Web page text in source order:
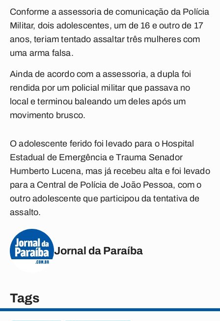
Conforme a assessoria de comunicação da Polícia
Militar, dois adolescentes, um de 16 e outro de 17
anos, teriam tentado assaltar três mulheres com
uma arma falsa.
Ainda de acordo com a assessoria, a dupla foi
rendida por um policial militar que passava no
local e terminou baleando um deles após um
movimento brusco.
O adolescente ferido foi levado para o Hospital
Estadual de Emergência e Trauma Senador
Humberto Lucena, mas já recebeu alta e foi levado
para a Central de Polícia de João Pessoa, com o
outro adolescente que participou da tentativa de
assalto.
Jornal da Paraíba
Tags